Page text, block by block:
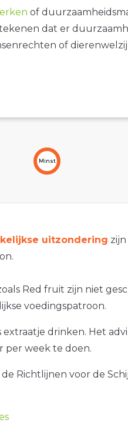
of
dat er
of
Minst
uitzondering
Red fruit zijn niet
voedingspatroon.
drinken. Het
per week te doen.
Richtlijnen voor de